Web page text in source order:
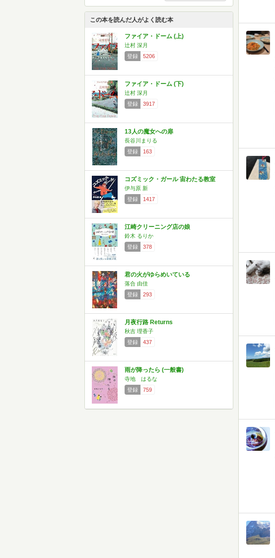
この本を読んだ人がよく読む本
ファイア・ドーム (上)
辻村 深月
登録
5206
ファイア・ドーム (下)
辻村 深月
登録
3917
13人の魔女への扉
長谷川まりる
登録
163
コズミック・ガール 宙わたる教室
伊与原 新
登録
1417
江崎クリーニング店の娘
鈴木 るりか
登録
378
君の火がゆらめいている
落合 由佳
登録
293
月夜行路 Returns
秋吉 理香子
登録
437
雨が降ったら (一般書)
寺地 はるな
登録
759